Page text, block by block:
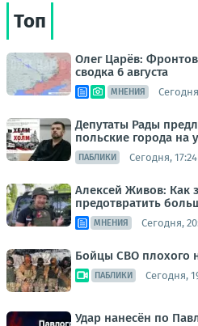
Топ
Олег Царёв:
сводка 6 августа
МНЕНИЯ
Депутаты Рады
польские города на
ПАБЛИКИ Сегодня, 17:24
Алексей Живов: Как
предотвратить
МНЕНИЯ Сегодня,
Бойцы СВО плохого
ПАБЛИКИ Сегодня,
Удар нанесён по